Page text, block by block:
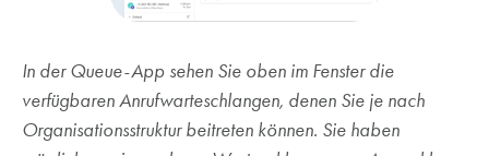
In der Queue-App sehen Sie oben im Fenster die
verfügbaren Anrufwarteschlangen, denen Sie je nach
Organisationsstruktur beitreten können. Sie haben